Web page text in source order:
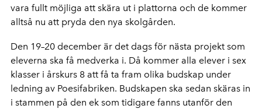
vara fullt möjliga att skära ut i plattorna och de kommer
alltså nu att pryda den nya skolgården.
Den 19–20 december är det dags för nästa projekt som
eleverna ska få medverka i. Då kommer alla elever i sex
klasser i årskurs 8 att få ta fram olika budskap under
ledning av Poesifabriken. Budskapen ska sedan skäras in
i stammen på den ek som tidigare fanns utanför den